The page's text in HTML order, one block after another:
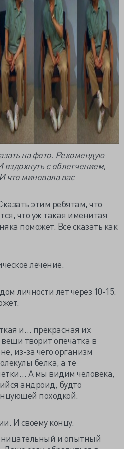
на фото. Рекомендую
вздохнуть с облегчением,
что миновала вас
этим ребятам, что
что уж такая именитая
поможет. Всё сказать как
лечение.
личности лет через 10-15.
и… прекрасная их
творит опечатка в
из-за чего организм
белка, а те
А мы видим человека,
андроид, будто
походкой.
И своему концу.
и опытный